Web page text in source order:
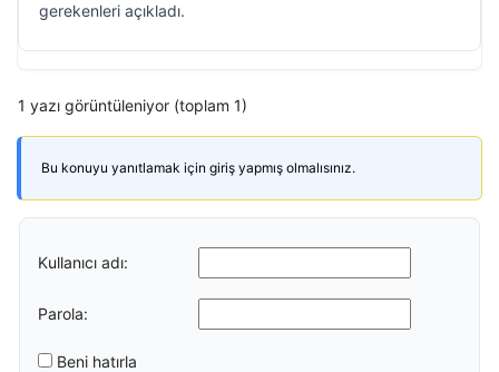
gerekenleri açıkladı.
1 yazı görüntüleniyor (toplam 1)
Bu konuyu yanıtlamak için giriş yapmış olmalısınız.
Kullanıcı adı:
Parola:
Beni hatırla